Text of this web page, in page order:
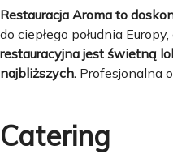
Restauracja Aroma to
do ciepłego południa
restauracyjna jest świetną
najbliższych. Profesjonalna
Catering